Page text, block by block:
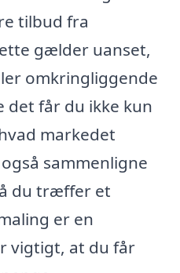
tilbud fra
gælder uanset,
omkringliggende
det får du ikke kun
markedet
sammenligne
du træffer et
er en
vigtigt, at du får